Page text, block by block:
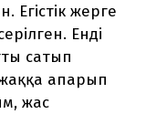
Егістік жерге
Енді
сатып
апарып
жас